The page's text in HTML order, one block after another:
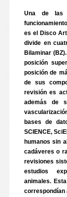
Una de las
es el Disco
divide en
Bilaminar
posición
posición de
de sus
revisión es
además de
bases de
SCIENCE,
humanos sin
cadáveres o
revisiones
estudios
animales.
correspondían